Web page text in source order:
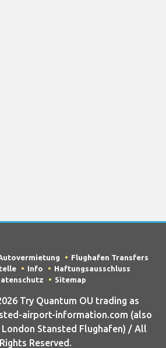
Flughafen Transfers
Info
Haftungsausschluss
Sitemap
Try Quantum OU trading as
airport-information.com (also
London Stansted Flughafen) / All
Rights Reserved.